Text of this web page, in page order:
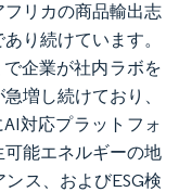
リカの商品輸出志
り続けています。
で企業が社内ラボを
増し続けており、
対応プラットフォ
能エネルギーの地
ス、およびESG検